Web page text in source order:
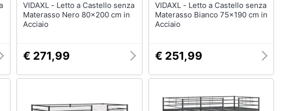
VIDAXL - Letto a Castello senza
Materasso Nero 80x200 cm in
Acciaio
€ 271,99
VIDAXL - Letto a Castello senza
Materasso Bianco 75x190 cm in
Acciaio
€ 251,99